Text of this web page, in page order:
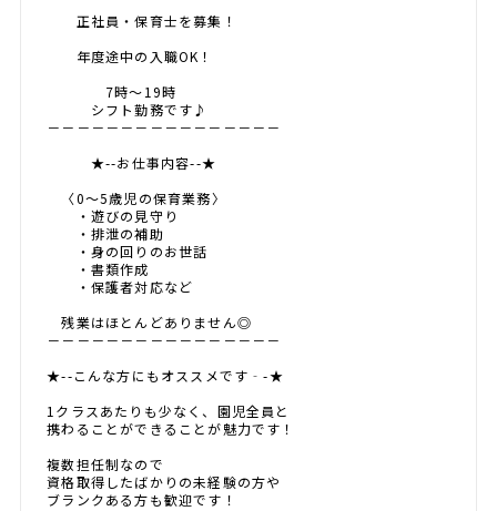
正社員・保育士を募集！
年度途中の入職OK！
7時～19時
シフト勤務です♪
－－－－－－－－－－－－－－－－
★--お仕事内容--★
〈0～5歳児の保育業務〉
・遊びの見守り
・排泄の補助
・身の回りのお世話
・書類作成
・保護者対応など
残業はほとんどありません◎
－－－－－－－－－－－－－－－－
★--こんな方にもオススメです‐-★
1クラスあたりも少なく、園児全員と
携わることができることが魅力です！
複数担任制なので
資格取得したばかりの未経験の方や
ブランクある方も歓迎です！